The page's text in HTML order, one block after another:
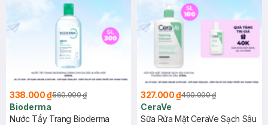
338.000 ₫560.000 ₫
Bioderma
Nước Tẩy Trang Bioderma
327.000 ₫490.000 ₫
CeraVe
Sữa Rửa Mặt CeraVe Sạch Sâu